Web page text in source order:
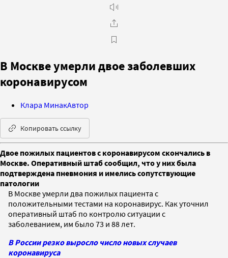
В Москве умерли двое заболевших
коронавирусом
Клара МинакАвтор
Копировать ссылку
Двое пожилых пациентов с коронавирусом скончались в
Москве. Оперативный штаб сообщил, что у них была
подтверждена пневмония и имелись сопутствующие
патологии
В Москве умерли два пожилых пациента с
положительными тестами на коронавирус. Как уточнил
оперативный штаб по контролю ситуации с
заболеванием, им было 73 и 88 лет.
В России резко выросло число новых случаев
коронавируса